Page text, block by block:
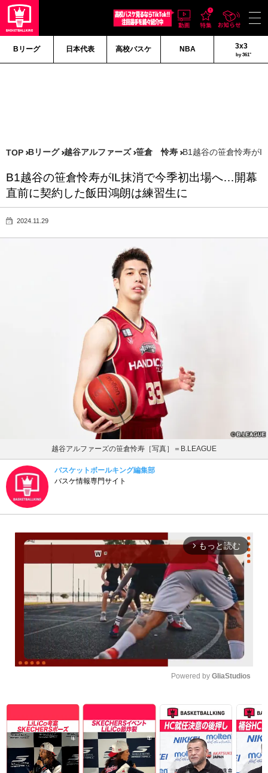
Bリーグ 日本代表 高校バスケ NBA 3x3
by 361°
TOP Bリーグ 越谷アルファーズ 笹倉 怜寿 B1越谷の笹倉怜寿が
B1越谷の笹倉怜寿がIL抹消で今季初出場へ…開幕
直前に契約した飯田鴻朗は練習生に
2024.11.29
越谷アルファーズの笹倉怜寿［写真］＝B.LEAGUE
バスケットボールキング編集部
バスケ情報専門サイト
arrow_forward_ios もっと読む
Powered by GliaStudios